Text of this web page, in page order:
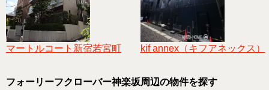
マートルコート新宿若宮町 kif annex（キフアネックス）
フォーリーフクローバー神楽坂周辺の物件を探す